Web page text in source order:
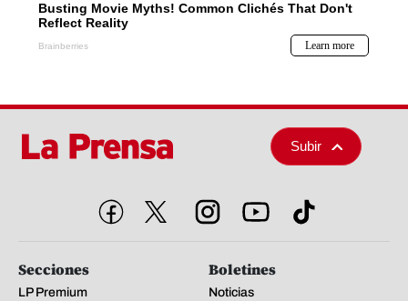
Subir
Secciones
LP Premium
Boletines
Noticias